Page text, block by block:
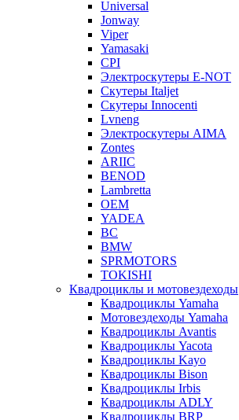
Universal
Jonway
Viper
Yamasaki
CPI
Электроскутеры E-NOT
Скутеры Italjet
Скутеры Innocenti
Lvneng
Электроскутеры AIMA
Zontes
ARIIC
BENOD
Lambretta
OEM
YADEA
BC
BMW
SPRMOTORS
TOKISHI
Квадроциклы и мотовездеходы
Квадроциклы Yamaha
Мотовездеходы Yamaha
Квадроциклы Avantis
Квадроциклы Yacota
Квадроциклы Kayo
Квадроциклы Bison
Квадроциклы Irbis
Квадроциклы ADLY
Квадроциклы BRP